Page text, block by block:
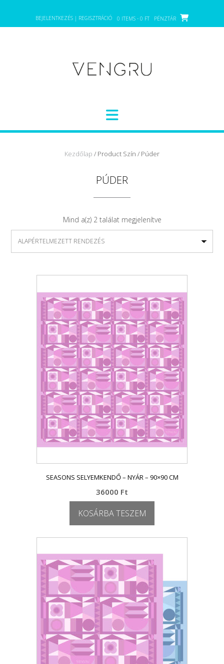
content
BEJELENTKEZÉS | REGISZTRÁCIÓ 0 ITEMS - 0 FT PÉNZTÁR
Kezdőlap / Product Szín / Púder
PÚDER
Mind a(z) 2 találat megjelenítve
SEASONS SELYEMKENDŐ – NYÁR – 90×90 CM
36000 Ft
KOSÁRBA TESZEM